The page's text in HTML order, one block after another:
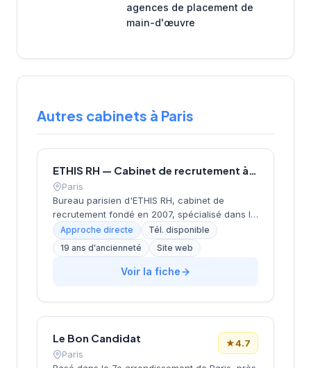
agences de placement de
main-d'œuvre
Autres cabinets à Paris
ETHIS RH — Cabinet de recrutement à Paris
Paris
Bureau parisien d'ETHIS RH, cabinet de
recrutement fondé en 2007, spécialisé dans le
conseil en ressources humaines, le
recrutement de cadres et dirigeants, le
coaching et l'outplacement. Situé au 16 rue de
Monceau dans le 8e arrondissement de Paris,
Approche directe
Tél. disponible
19 ans d'ancienneté
Site web
Voir la fiche
Le Bon Candidat
Paris
★4.7